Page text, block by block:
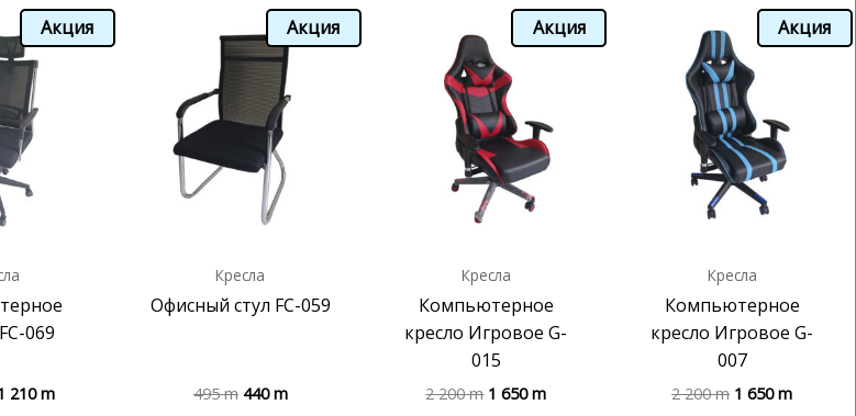
Акция
069
210m
Акция
Кресла
Офисный стул FC-059
495m 440m
Акция
Кресла
Компьютерное
кресло Игровое G-
015
2 200m 1 650m
Акция
Кресла
Компьютерное
кресло Игровое G-
007
2 200m 1 650m